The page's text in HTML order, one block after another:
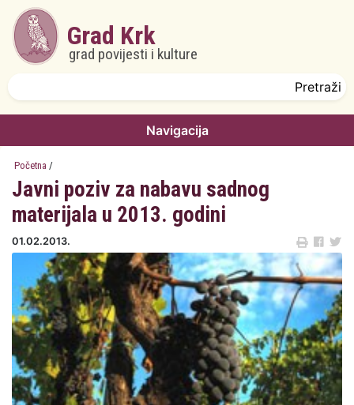
Skoči na glavni sadržaj
Grad Krk
grad povijesti i kulture
Navigacija
Početna /
Javni poziv za nabavu sadnog
materijala u 2013. godini
01.02.2013.